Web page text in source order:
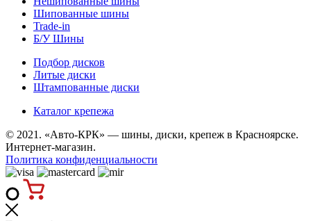
Шипованные шины
Trade-in
Б/У Шины
Подбор дисков
Литые диски
Штампованные диски
Каталог крепежа
© 2021. «Авто-КРК» — шины, диски, крепеж в Красноярске.
Интернет-магазин.
Политика конфиденциальности